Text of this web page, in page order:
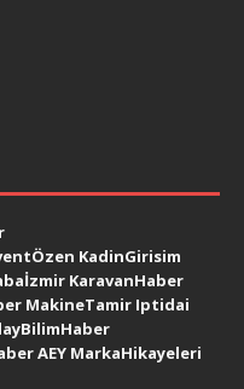
KadinGirisim
KaravanHaber
MakineTamir Iptidai
AEY MarkaHikayeleri